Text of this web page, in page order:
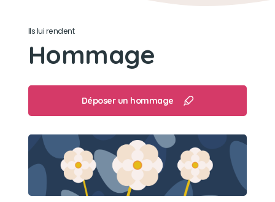
chasser
Ils lui rendent
Hommage
Déposer un hommage